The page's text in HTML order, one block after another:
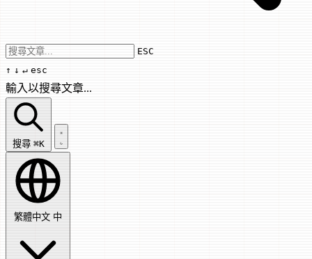
Use arrow keys to navigate results,
ESC
↑ ↓ ↵ esc
輸入以搜尋文章...
搜尋文章...
搜尋 ⌘K
繁體中文 中